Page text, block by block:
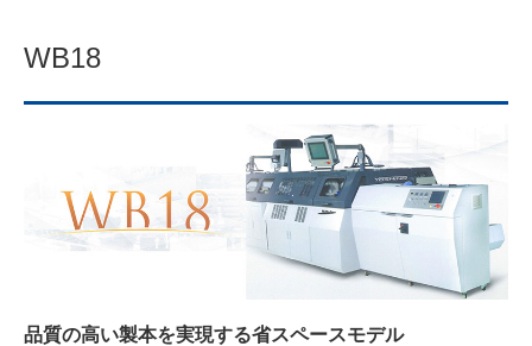
WB18
品質の高い製本を実現する省スペースモデル